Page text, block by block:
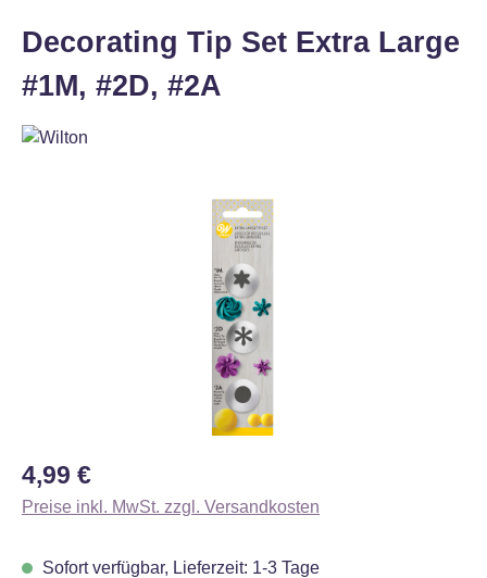
Decorating Tip Set Extra Large
#1M, #2D, #2A
Bildergalerie überspringen
Regulärer Preis:
4,99 €
Preise inkl. MwSt. zzgl. Versandkosten
Sofort verfügbar, Lieferzeit: 1-3 Tage